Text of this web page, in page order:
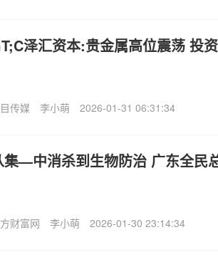
泽汇资本:贵金属高位震荡 投
传媒 李小萌 2026-01-31 06:31:34
集—中消杀到生物防治 广东全民
财富网 李小萌 2026-01-30 23:14:34